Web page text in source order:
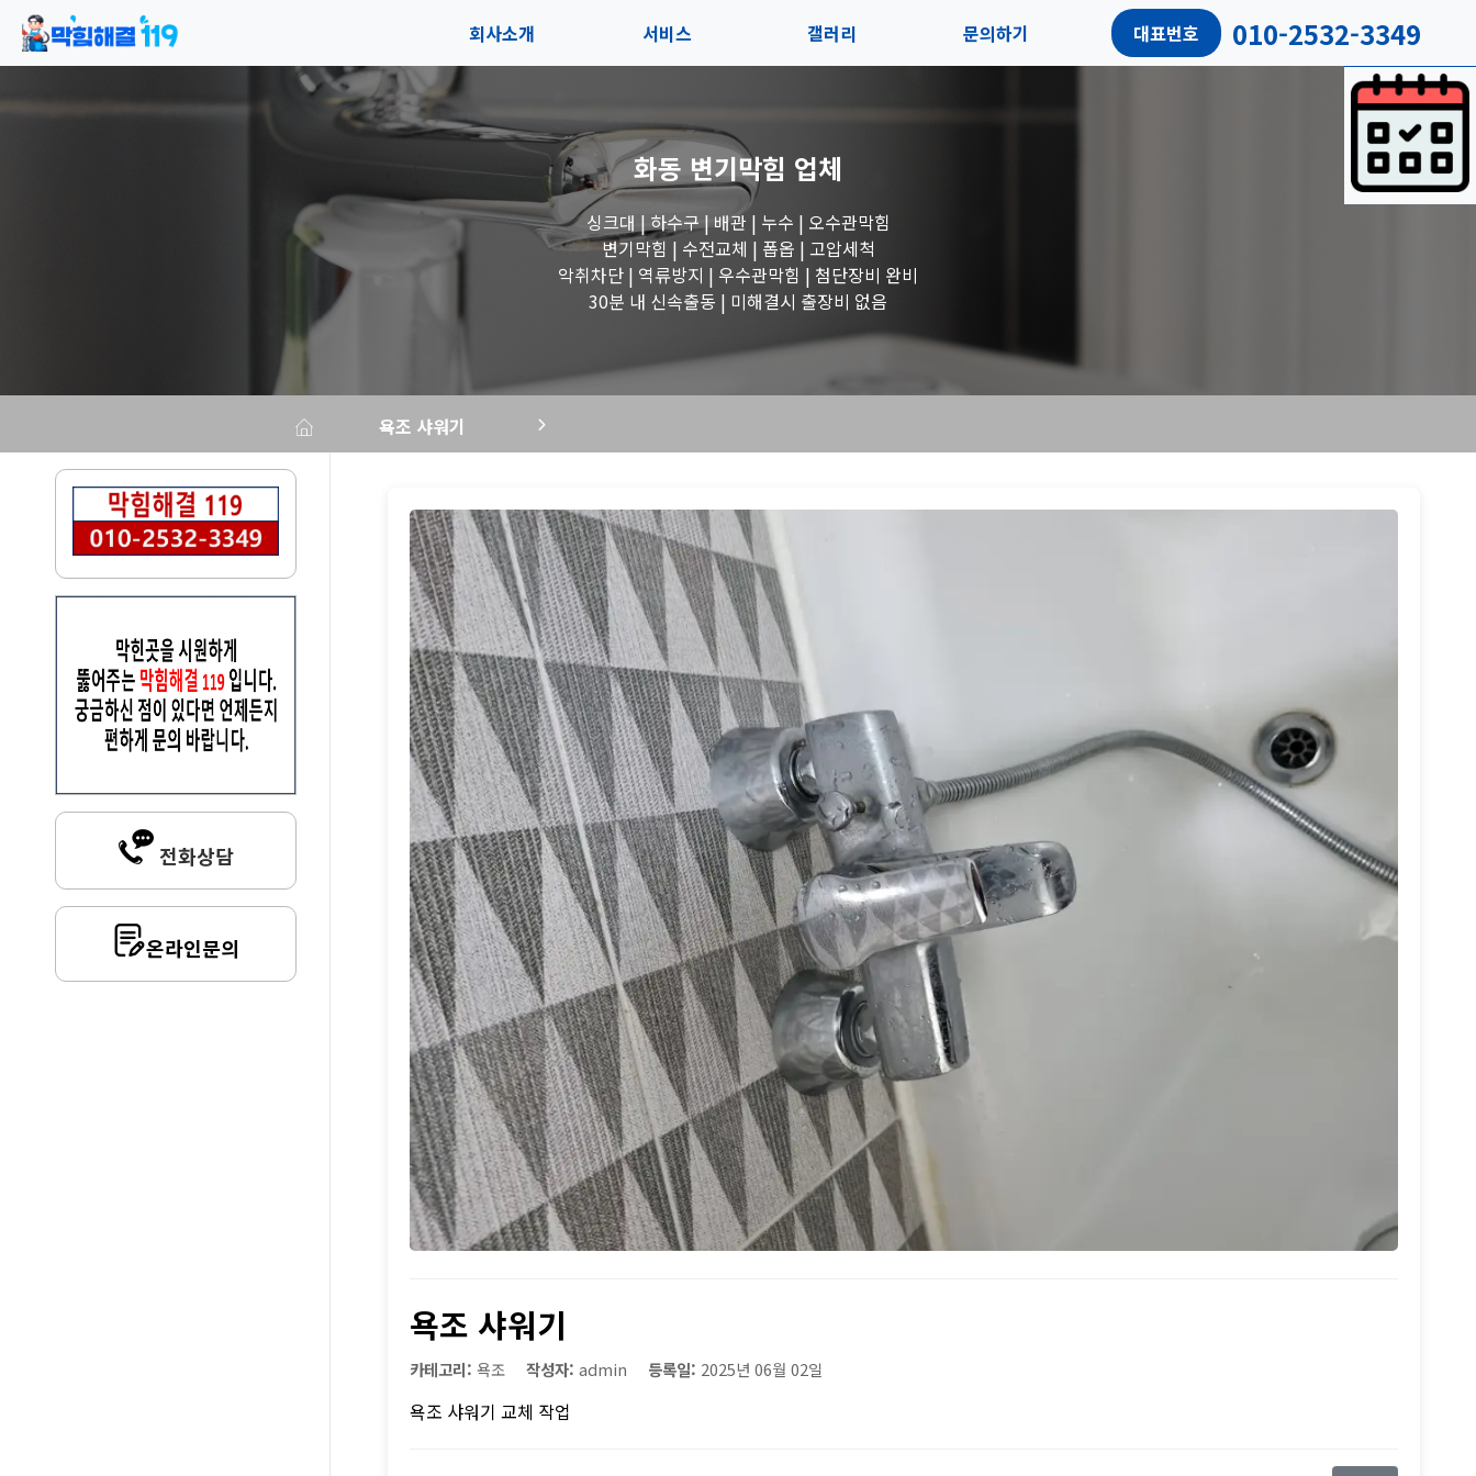
회사소개
오시는길
서비스
블로그
갤러리
수도꼭지 작업
세면대 작업
변기 작업
문의하기 대표번호 010-2532-3349
화동 변기막힘 업체
싱크대 | 하수구 | 배관 | 누수 | 오수관막힘
변기막힘 | 수전교체 | 폽옵 | 고압세척
악취차단 | 역류방지 | 우수관막힘 | 첨단장비 완비
30분 내 신속출동 | 미해결시 출장비 없음
욕조 샤워기
전화상담
온라인문의
욕조 샤워기
카테고리: 욕조 작성자: admin 등록일: 2025년 06월 02일
욕조 샤워기 교체 작업